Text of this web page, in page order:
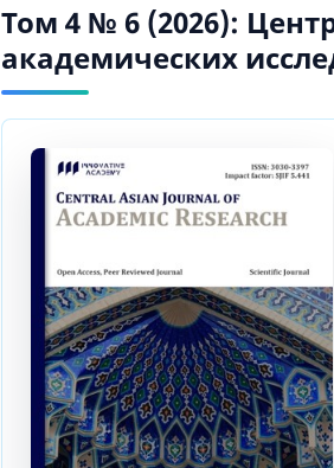
Том 4 № 6 (2026):
академических